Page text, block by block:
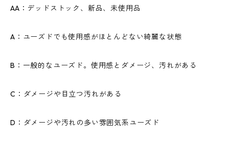
AA：デッドストック、新品、未使用品
A：ユーズドでも使用感がほとんどない綺麗な状態
B：一般的なユーズド。使用感とダメージ、汚れがある
C：ダメージや目立つ汚れがある
D：ダメージや汚れの多い雰囲気系ユーズド